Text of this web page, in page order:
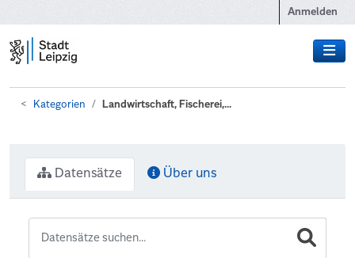
Anmelden
Kategorien Landwirtschaft, Fischerei,...
Datensätze Über uns